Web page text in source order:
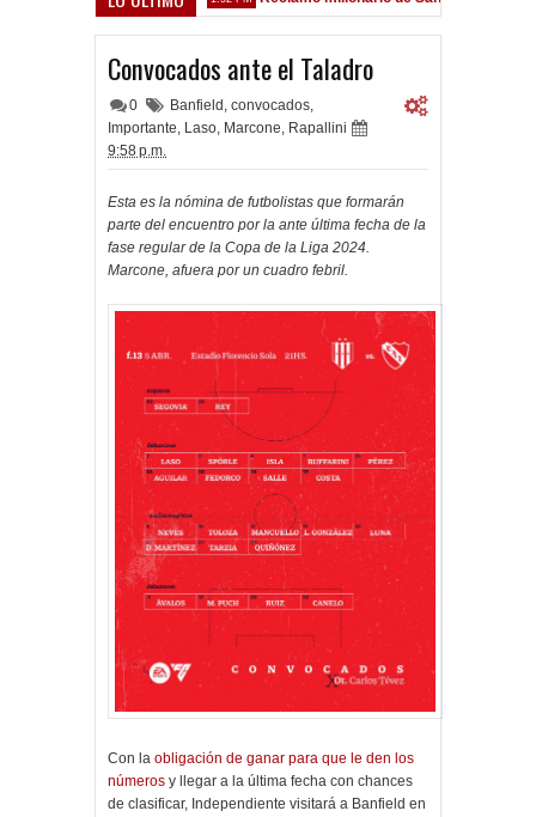
Convocados ante el Taladro
0 Banfield , convocados,
Importante, Laso, Marcone, Rapallini
9:58 p.m.
Esta es la nómina de futbolistas que formarán
parte del encuentro por la ante última fecha de la
fase regular de la Copa de la Liga 2024.
Marcone, afuera por un cuadro febril.
Con la obligación de ganar para que le den los
números y llegar a la última fecha con chances
de clasificar, Independiente visitará a Banfield en